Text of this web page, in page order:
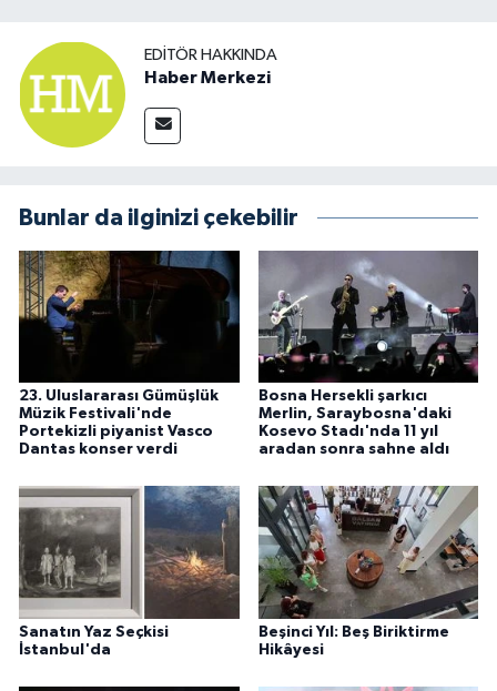
EDITÖR HAKKINDA
Haber Merkezi
Bunlar da ilginizi çekebilir
23. Uluslararası Gümüşlük
Müzik Festivali'nde
Portekizli piyanist Vasco
Dantas konser verdi
Bosna Hersekli şarkıcı
Merlin, Saraybosna'daki
Kosevo Stadı'nda 11 yıl
aradan sonra sahne aldı
Sanatın Yaz Seçkisi
İstanbul'da
Beşinci Yıl: Beş Biriktirme
Hikâyesi